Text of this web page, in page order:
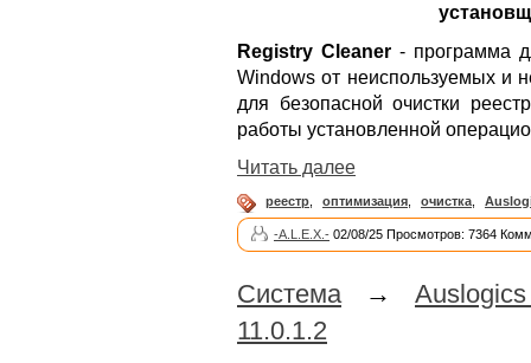
Registry Cleaner- программа
Windows от неиспользуемых и
для безопасной очистки
работы установленной
Читать далее
реестр, оптимизация, очистка,
-A.L.E.X.- 02/08/25 Просмотров: 7364
Система →
11.0.1.2